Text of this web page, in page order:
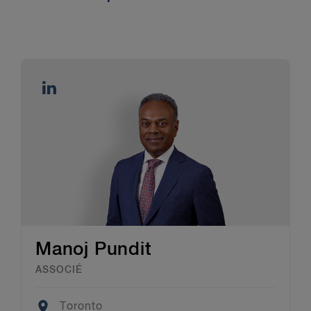
Manoj Pundit
ASSOCIÉ
Location
Toronto